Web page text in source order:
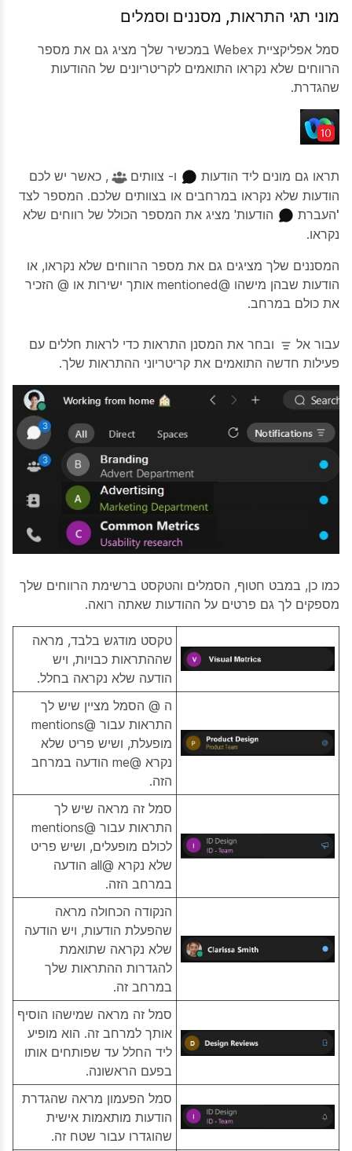
מוני תגי התראות, מסננים וסמלים
סמל אפליקציית Webex במכשיר שלך מציג גם את מספר
הרווחים שלא נקראו התואמים לקריטריונים של ההודעות
שהגדרת.
תראו גם מונים ליד הודעות ו- צוותים
, כאשר יש לכם
הודעות שלא נקראו במרחבים או בצוותים שלכם. המספר לצד
'העברת
הודעות' מציג את המספר הכולל של רווחים שלא
נקראו.
המסננים שלך מציגים גם את מספר הרווחים שלא נקראו, או
הודעות שבהן מישהו @mentioned אותך ישירות או @ הזכיר
את כולם במרחב.
עבור אל ובחר את המסנן התראות כדי לראות חללים עם
פעילות חדשה התואמים את קריטריוני ההתראות שלך.
כמו כן, במבט חטוף, הסמלים והטקסט ברשימת הרווחים שלך
מספקים לך גם פרטים על ההודעות שאתה רואה.
טקסט מודגש בלבד, מראה
שההתראות כבויות, ויש
הודעה שלא נקראה בחלל.
ה @ הסמל מציין שיש לך
התראות עבור @mentions
מופעלת, ושיש פריט שלא
נקרא @me הודעה במרחב
הזה.
סמל זה מראה שיש לך
התראות עבור @mentions
לכולם מופעלים, ושיש פריט
שלא נקרא @all הודעה
במרחב הזה.
הנקודה הכחולה מראה
שהפעלת הודעות, ויש הודעה
שלא נקראה שתואמת
להגדרות ההתראות שלך
במרחב זה.
סמל זה מראה שמישהו הוסיף
אותך למרחב זה. הוא מופיע
ליד החלל עד שפותחים אותו
בפעם הראשונה.
סמל הפעמון מראה שהגדרת
הודעות מותאמות אישית
שהוגדרו עבור שטח זה.